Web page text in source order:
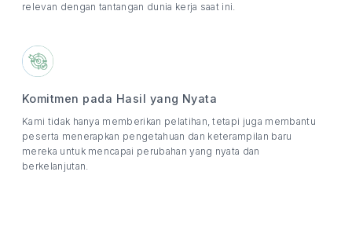
relevan dengan tantangan dunia kerja saat ini.
Komitmen pada Hasil yang Nyata
Kami tidak hanya memberikan pelatihan, tetapi juga membantu
peserta menerapkan pengetahuan dan keterampilan baru
mereka untuk mencapai perubahan yang nyata dan
berkelanjutan.